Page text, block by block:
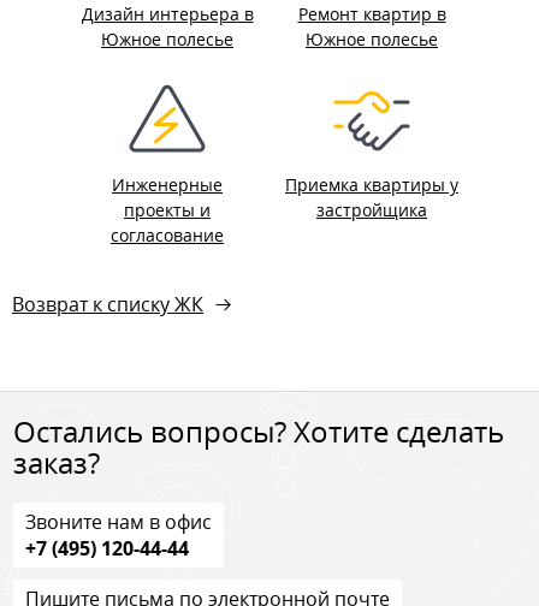
Дизайн интерьера в
Южное полесье
Ремонт квартир в
Южное полесье
Инженерные
проекты и
согласование
Приемка квартиры у
застройщика
Возврат к списку ЖК
Остались вопросы? Хотите сделать
заказ?
Звоните нам в офис
+7 (495) 120-44-44
Пишите письма по электронной почте